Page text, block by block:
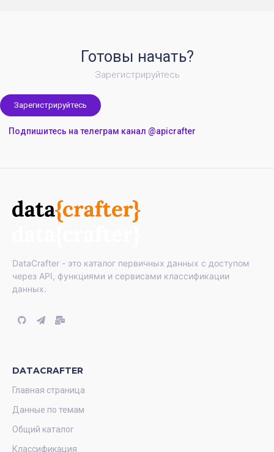
Готовы начать?
Зарегистрируйтесь
Зарегистрируйтесь
Подпишитесь на телеграм канал @apicrafter
DataCrafter - это каталог первичных данных с доступом
через API, функциями и сервисами классификации
данных.
DATACRAFTER
Главная страница
Данные по темам
Общий каталог
Классификация